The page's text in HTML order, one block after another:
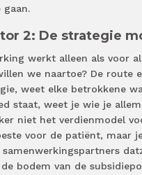
gaan.
2: De strategie
werkt alleen als voor
we naartoe? De
weet elke betrokkene
staat, weet je wie je
niet het verdienmodel
voor de patiënt, maar
bodem van de